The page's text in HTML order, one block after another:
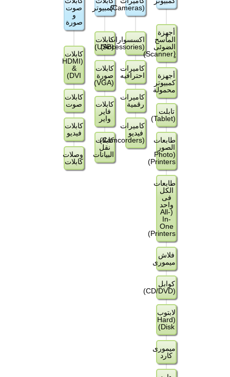
صوت
و
صورة
كابلات
(HDMI
&
DVI)
كابلات
صوت
كابلات
فيديو
وصلات
كابلات
كمبيوتر
كابلات
(USB)
كابلات
صورة
(VGA)
كابلات
فاير
واير
كابلات
نقل
البيانات
(Cameras)
اكسسوارات
(Accessories)
كاميرات
احترافيه
كاميرات
رقمية
كاميرات
فيديو
(Camcorders)
أجهزة
الماسح
الضوئى
(ٍScanner)
أجهزة
كمبيوتر
محمولة
تابلت
(Tablet)
طابعات
الصور
(Photo
Printers)
طابعات
الكل
فى
واحد
(All-
In-
One
Printers)
فلاش
ميمورى
كوابل
(CD/DVD)
لابتوب
(Hard
Disk)
ميمورى
كارد